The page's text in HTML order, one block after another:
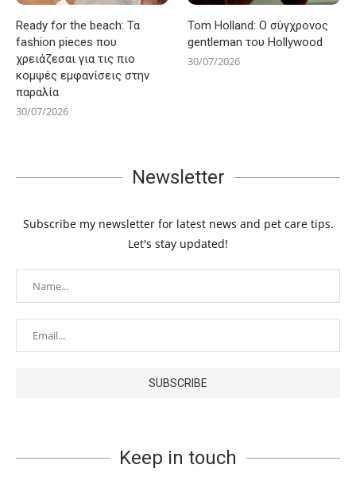
Ready for the beach: Τα
fashion pieces που
χρειάζεσαι για τις πιο
κομψές εμφανίσεις στην
παραλία
30/07/2026
Tom Holland: Ο σύγχρονος
gentleman του Hollywood
30/07/2026
Newsletter
Subscribe my newsletter for latest news and pet care tips.
Let's stay updated!
Keep in touch